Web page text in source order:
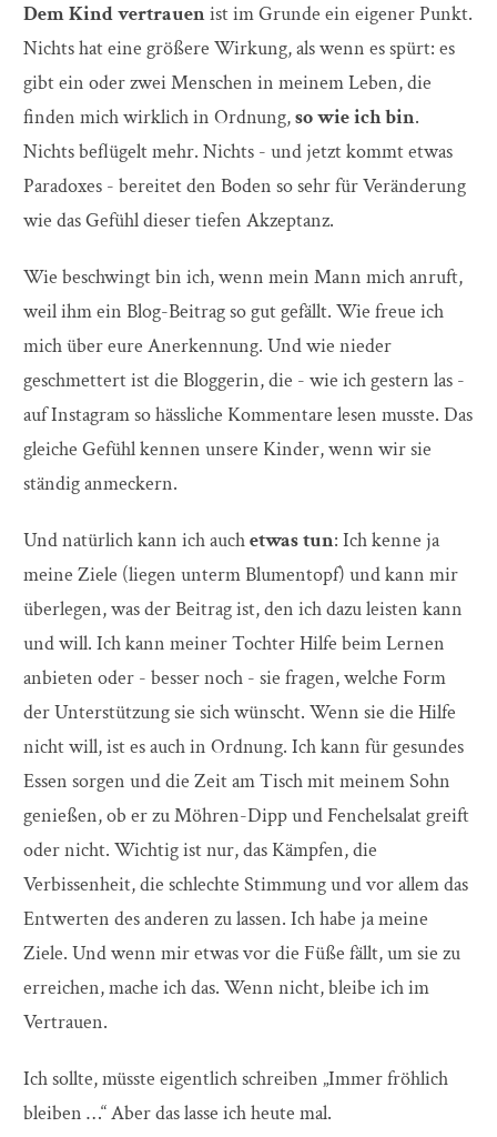
Dem Kind vertrauenist im Grunde ein eigener Punkt.
Nichts hat eine größere Wirkung, als wenn es spürt: es
gibt ein oder zwei Menschen in meinem Leben, die
finden mich wirklich in Ordnung,so wie ich bin.
Nichts beflügelt mehr. Nichts - und jetzt kommt etwas
Paradoxes - bereitet den Boden so sehr für Veränderung
wie das Gefühl dieser tiefen Akzeptanz.
Wie beschwingt bin ich, wenn mein Mann mich anruft,
weil ihm ein Blog-Beitrag so gut gefällt. Wie freue ich
mich über eure Anerkennung. Und wie nieder
geschmettert ist die Bloggerin, die - wie ich gestern las -
auf Instagram so hässliche Kommentare lesen musste. Das
gleiche Gefühl kennen unsere Kinder, wenn wir sie
ständig anmeckern.
Und natürlich kann ich auchetwas tun: Ich kenne ja
meine Ziele (liegen unterm Blumentopf) und kann mir
überlegen, was der Beitrag ist, den ich dazu leisten kann
und will. Ich kann meiner Tochter Hilfe beim Lernen
anbieten oder - besser noch - sie fragen, welche Form
der Unterstützung sie sich wünscht. Wenn sie die Hilfe
nicht will, ist es auch in Ordnung. Ich kann für gesundes
Essen sorgen und die Zeit am Tisch mit meinem Sohn
genießen, ob er zu Möhren-Dipp und Fenchelsalat greift
oder nicht. Wichtig ist nur, das Kämpfen, die
Verbissenheit, die schlechte Stimmung und vor allem das
Entwerten des anderen zu lassen. Ich habe ja meine
Ziele. Und wenn mir etwas vor die Füße fällt, um sie zu
erreichen, mache ich das. Wenn nicht, bleibe ich im
Vertrauen.
Ich sollte, müsste eigentlich schreiben „Immer fröhlich
bleiben …“ Aber das lasse ich heute mal.